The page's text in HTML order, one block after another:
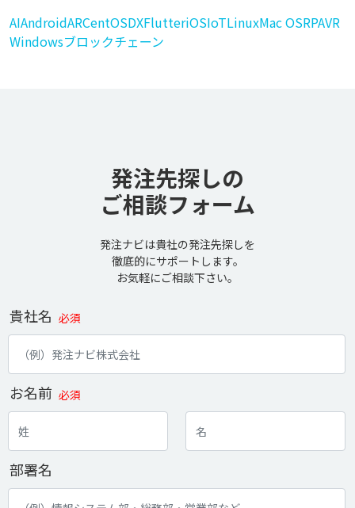
AIAndroidARCentOSDXFlutteriOSIoTLinuxMac OSRPAVR
Windowsブロックチェーン
発注先探しの
ご相談フォーム
発注ナビは貴社の発注先探しを
徹底的にサポートします。
お気軽にご相談下さい。
貴社名 必須
お名前 必須
部署名